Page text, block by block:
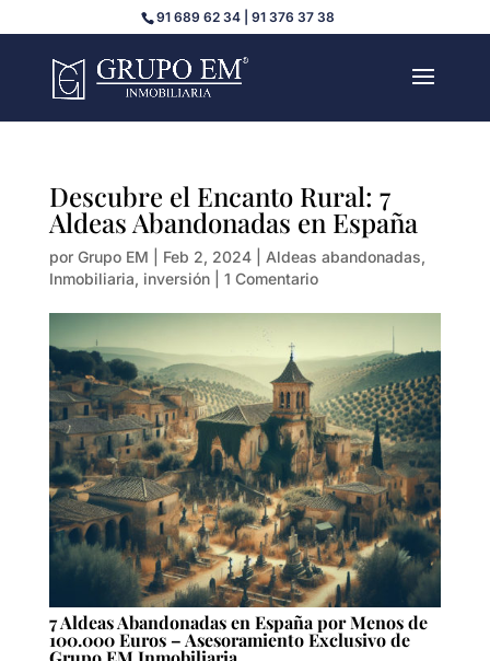
91 689 62 34 | 91 376 37 38
Descubre el Encanto Rural: 7
Aldeas Abandonadas en España
por Grupo EM Feb 2, 2024| Aldeas abandonadas,
Inmobiliaria, inversión| 1 Comentario
7 Aldeas Abandonadas en España por Menos de
100.000 Euros – Asesoramiento Exclusivo de